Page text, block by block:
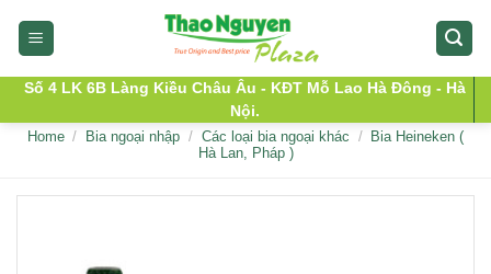
Số 4 LK 6B Làng Kiều Châu Âu - KĐT Mỗ Lao Hà Đông - Hà
Nội.
Home / Bia ngoại nhập / Các loại bia ngoại khác /
Bia Heineken (
Hà Lan, Pháp )